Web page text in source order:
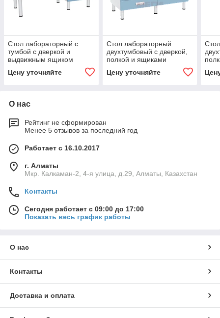
Стол лабораторный с
тумбой с дверкой и
выдвижным ящиком
СЛ-04-«МСК» (код СЛ-04-
106)
Цену уточняйте
Стол лабораторный
двухтумбовый с дверкой,
полкой и ящиками
СЛ-04-«МСК» (код СЛ-04-
221)
Цену уточняйте
214)
О нас
Рейтинг не сформирован
Менее 5 отзывов за последний год
Работает с 16.10.2017
г. Алматы
Мкр. Калкаман-2, 4-я улица, д.29, Алматы, Казахстан
Контакты
Сегодня работает с 09:00 до 17:00
Показать весь график работы
О нас
Контакты
Доставка и оплата